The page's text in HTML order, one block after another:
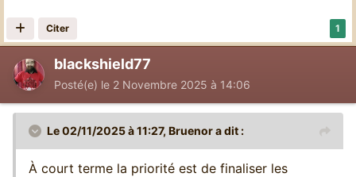
1
Citer
blackshield77
Posté(e) le 2 Novembre 2025 à 14:06
Le 02/11/2025 à 11:27, Bruenora dit :
À court terme la priorité est de finaliser les